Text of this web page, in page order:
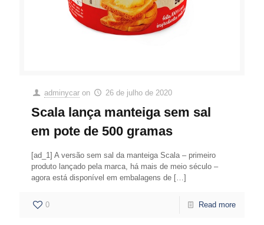
adminycar on 26 de julho de 2020
Scala lança manteiga sem sal
em pote de 500 gramas
[ad_1] A versão sem sal da manteiga Scala – primeiro
produto lançado pela marca, há mais de meio século –
agora está disponível em embalagens de […]
0 Read more